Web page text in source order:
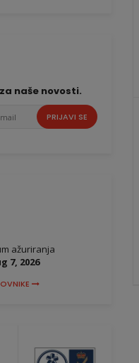
naše novosti.
PRIJAVI SE
ažuriranja
7, 2026